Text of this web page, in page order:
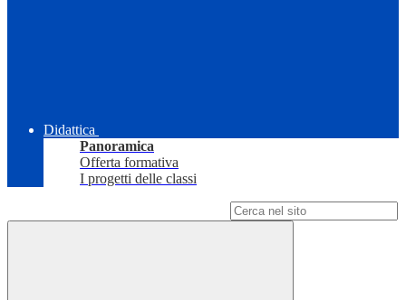
Didattica
Panoramica
Offerta formativa
I progetti delle classi